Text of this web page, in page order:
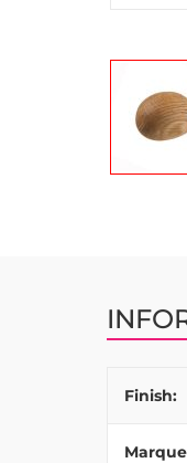
Galerie
d’images
Finish: